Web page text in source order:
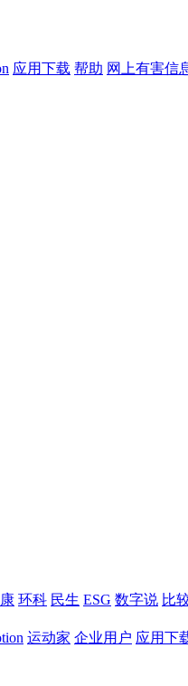
应用下载 帮助 网上有害信
环科 民生 ESG 数字说 比
运动家 企业用户 应用下